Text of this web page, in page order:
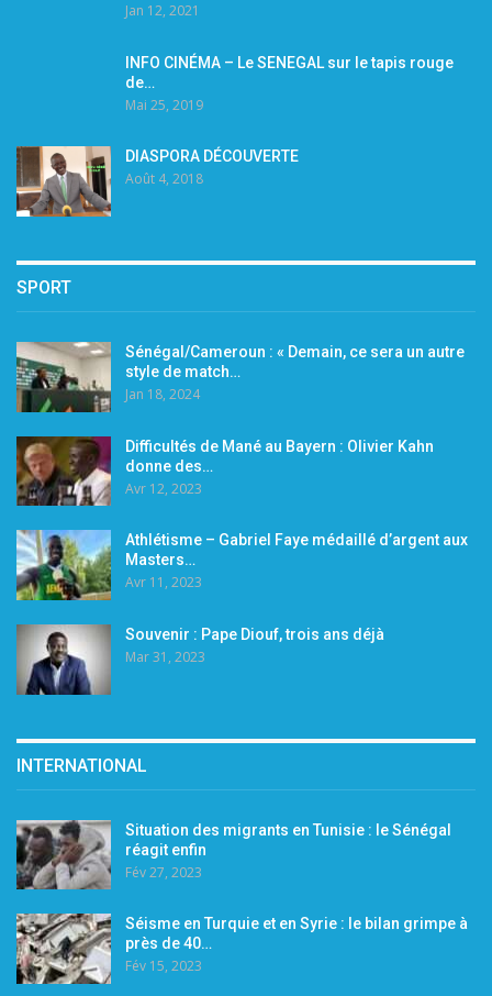
Jan 12, 2021
INFO CINÉMA – Le SENEGAL sur le tapis rouge
de…
Mai 25, 2019
DIASPORA DÉCOUVERTE
Août 4, 2018
SPORT
Sénégal/Cameroun : « Demain, ce sera un autre
style de match…
Jan 18, 2024
Difficultés de Mané au Bayern : Olivier Kahn
donne des…
Avr 12, 2023
Athlétisme – Gabriel Faye médaillé d’argent aux
Masters…
Avr 11, 2023
Souvenir : Pape Diouf, trois ans déjà
Mar 31, 2023
INTERNATIONAL
Situation des migrants en Tunisie : le Sénégal
réagit enfin
Fév 27, 2023
Séisme en Turquie et en Syrie : le bilan grimpe à
près de 40…
Fév 15, 2023